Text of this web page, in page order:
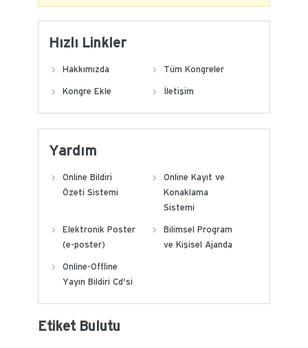
Hızlı Linkler
Hakkımızda Tüm Kongreler
Kongre Ekle İletişim
Yardım
Online Bildiri
Özeti Sistemi
Online Kayıt ve
Konaklama
Sistemi
Elektronik Poster
(e-poster)
Bilimsel Program
ve Kişisel Ajanda
Online-Offline
Yayın Bildiri Cd'si
Etiket Bulutu